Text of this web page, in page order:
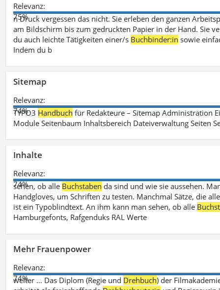
Relevanz:
75%
n Druck vergessen das nicht. Sie erleben den ganzen
am Bildschirm bis zum gedruckten Papier in der Hand. Sie
du auch leichte Tätigkeiten einer/s Buchbinder:in sowie
Indem du b
Sitemap
Relevanz:
74%
TYPO3 Handbuch für Redakteure – Sitemap Administration
Module Seitenbaum Inhaltsbereich Dateiverwaltung Seiten
Inhalte
Relevanz:
74%
sehen, ob alle Buchstaben da sind und wie sie aussehen.
Handgloves, um Schriften zu testen. Manchmal Sätze, die
ist ein Typoblindtext. An ihm kann man sehen, ob alle
Hamburgefonts, Rafgenduks RAL Werte
Mehr Frauenpower
Relevanz:
74%
weiter … Das Diplom (Regie und Drehbuch) der